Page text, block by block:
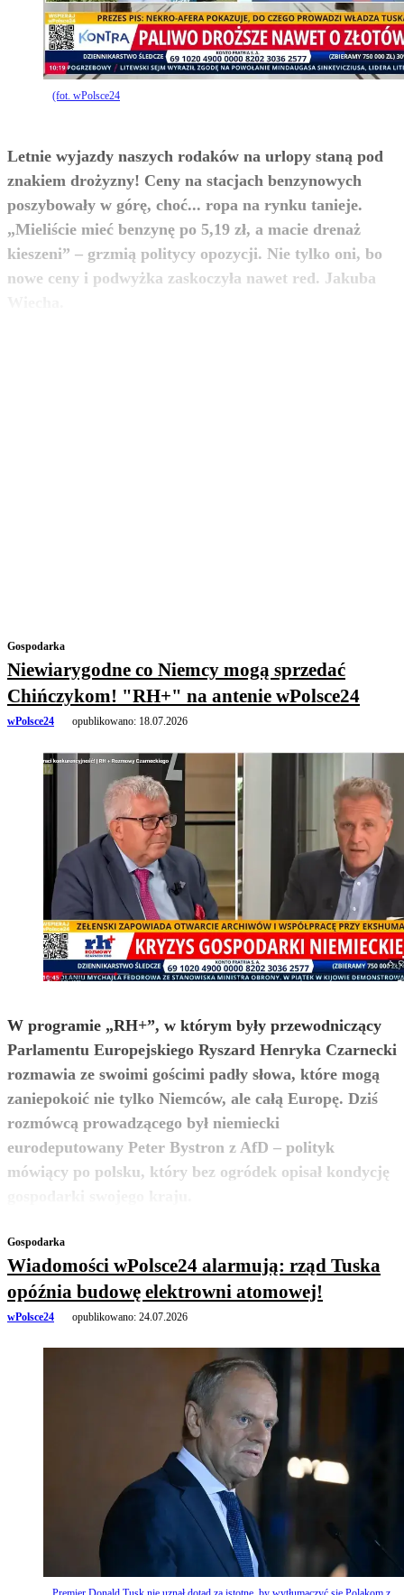
(fot. wPolsce24
Letnie wyjazdy naszych rodaków na urlopy staną pod
znakiem drożyzny! Ceny na stacjach benzynowych
poszybowały w górę, choć... ropa na rynku tanieje.
„Mieliście mieć benzynę po 5,19 zł, a macie drenaż
kieszeni” – grzmią politycy opozycji. Nie tylko oni, bo
nowe ceny i podwyżka zaskoczyła nawet red. Jakuba
zobacz więcej
Gospodarka
Niewiarygodne co Niemcy mogą sprzedać
Chińczykom! "RH+" na antenie wPolsce24
wPolsce24 opublikowano: 18.07.2026
W programie „RH+”, w którym były przewodniczący
Parlamentu Europejskiego Ryszard Henryka Czarnecki
rozmawia ze swoimi gościmi padły słowa, które mogą
zaniepokoić nie tylko Niemców, ale całą Europę. Dziś
rozmówcą prowadzącego był niemiecki
eurodeputowany Peter Bystron z AfD – polityk
mówiący po polsku, który bez ogródek opisał kondycję
zobacz więcej
Gospodarka
Wiadomości wPolsce24 alarmują: rząd Tuska
opóźnia budowę elektrowni atomowej!
wPolsce24 opublikowano: 24.07.2026